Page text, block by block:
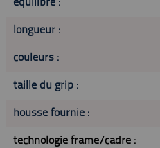
longueur :
couleurs :
taille du grip :
housse fournie :
technologie frame/cadre :